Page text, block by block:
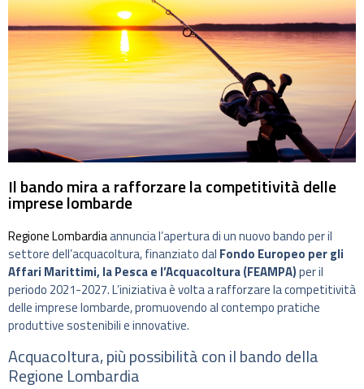
Il bando mira a rafforzare la competitività delle
imprese lombarde
Regione Lombardiaannuncia l’apertura di un nuovo bando per il
settore dell’acquacoltura, finanziato dal Fondo Europeo per gli
Affari Marittimi, la Pesca e l’Acquacoltura (FEAMPA)per il
periodo 2021-2027. L’iniziativa è volta a rafforzare la competitività
delle imprese lombarde, promuovendo al contempo pratiche
produttive sostenibili e innovative.
Acquacoltura, più possibilità con il bando della
Regione Lombardia